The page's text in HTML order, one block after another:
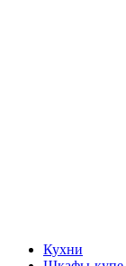
Кухни